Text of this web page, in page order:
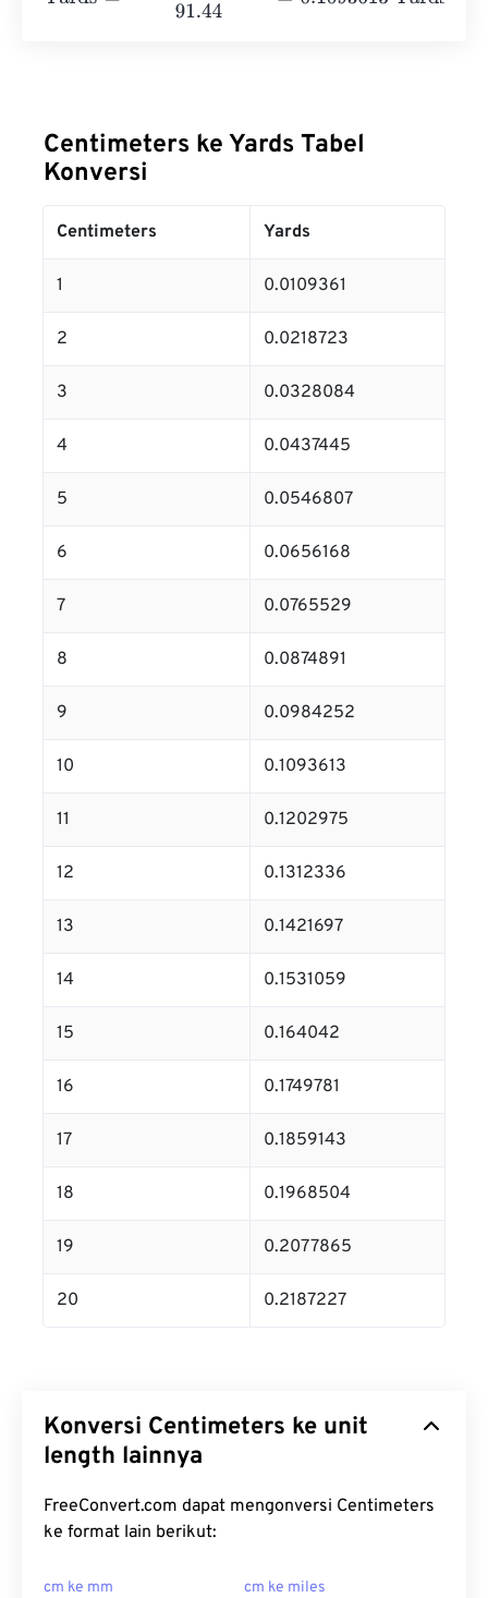
Centimeters ke Yards Tabel
Konversi
Centimeters Yards
1 0.0109361
2 0.0218723
3 0.0328084
4 0.0437445
5 0.0546807
6 0.0656168
7 0.0765529
8 0.0874891
9 0.0984252
10 0.1093613
11 0.1202975
12 0.1312336
13 0.1421697
14 0.1531059
15 0.164042
16 0.1749781
17 0.1859143
18 0.1968504
19 0.2077865
20 0.2187227
Konversi Centimeters ke unit
length lainnya
FreeConvert.com dapat mengonversi Centimeters
ke format lain berikut:
cm ke mm cm ke miles